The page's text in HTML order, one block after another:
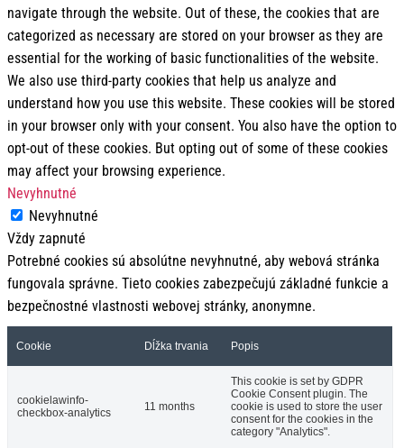
navigate through the website. Out of these, the cookies that are
categorized as necessary are stored on your browser as they are
essential for the working of basic functionalities of the website.
We also use third-party cookies that help us analyze and
understand how you use this website. These cookies will be stored
in your browser only with your consent. You also have the option to
opt-out of these cookies. But opting out of some of these cookies
may affect your browsing experience.
Nevyhnutné
Nevyhnutné
Vždy zapnuté
Potrebné cookies sú absolútne nevyhnutné, aby webová stránka
fungovala správne. Tieto cookies zabezpečujú základné funkcie a
bezpečnostné vlastnosti webovej stránky, anonymne.
Cookie Dĺžka trvania Popis
cookielawinfo-
checkbox-analytics
11 months
This cookie is set by GDPR
Cookie Consent plugin. The
cookie is used to store the user
consent for the cookies in the
category "Analytics".